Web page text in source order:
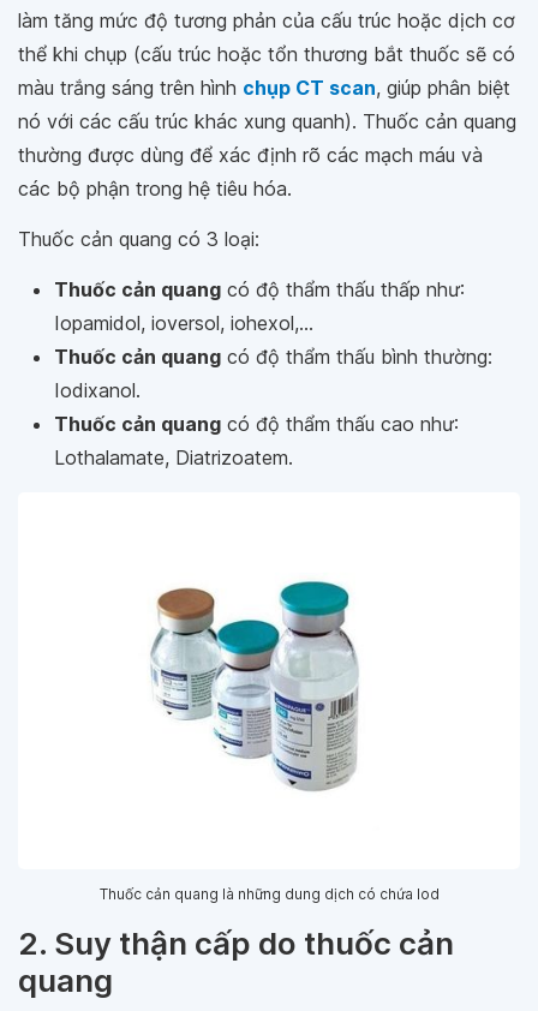
làm tăng mức độ tương phản của cấu trúc hoặc dịch cơ
thể khi chụp (cấu trúc hoặc tổn thương bắt thuốc sẽ có
màu trắng sáng trên hình chụp CT scan, giúp phân biệt
nó với các cấu trúc khác xung quanh). Thuốc cản quang
thường được dùng để xác định rõ các mạch máu và
các bộ phận trong hệ tiêu hóa.
Thuốc cản quang có 3 loại:
Thuốc cản quang có độ thẩm thấu thấp như:
Iopamidol, ioversol, iohexol,...
Thuốc cản quang có độ thẩm thấu bình thường:
Iodixanol.
Thuốc cản quang có độ thẩm thấu cao như:
Lothalamate, Diatrizoatem.
Thuốc cản quang là những dung dịch có chứa Iod
2. Suy thận cấp do thuốc cản
quang